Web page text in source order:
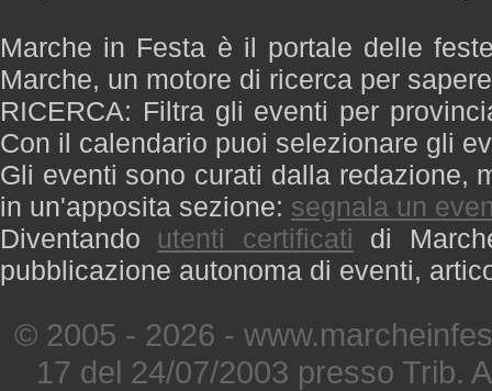
Marche in Festa è il portale delle
Marche, un motore di ricerca per
RICERCA: Filtra gli eventi per
Con il calendario puoi selezionare gli
Gli eventi sono curati dalla redazione,
in un'apposita sezione: segnala un
Diventando utenti certificati di
pubblicazione autonoma di eventi,
© 2005 - 2026 -
17 del 24/07/2003 presso Trib.